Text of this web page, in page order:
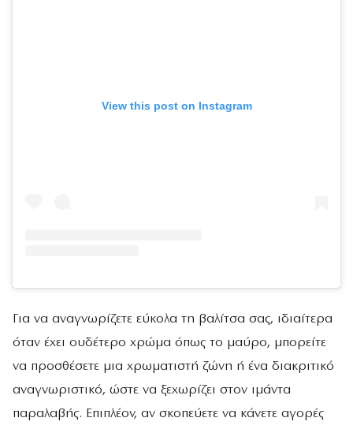
View this post on Instagram
Για να αναγνωρίζετε εύκολα τη βαλίτσα σας, ιδιαίτερα
όταν έχει ουδέτερο χρώμα όπως το μαύρο, μπορείτε
να προσθέσετε μια χρωματιστή ζώνη ή ένα διακριτικό
αναγνωριστικό, ώστε να ξεχωρίζει στον ιμάντα
παραλαβής. Επιπλέον, αν σκοπεύετε να κάνετε αγορές